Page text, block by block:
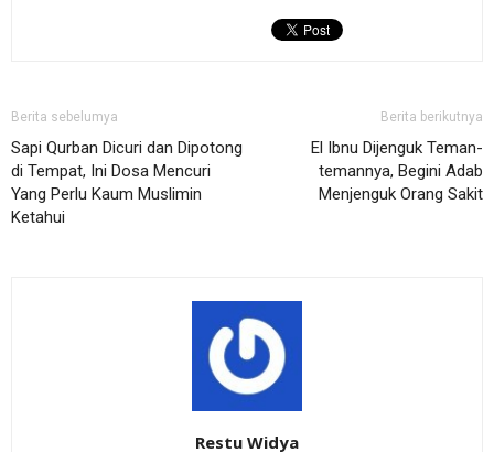
Berita sebelumya
Sapi Qurban Dicuri dan Dipotong
di Tempat, Ini Dosa Mencuri
Yang Perlu Kaum Muslimin
Ketahui
Berita berikutnya
El Ibnu Dijenguk Teman-
temannya, Begini Adab
Menjenguk Orang Sakit
Restu Widya